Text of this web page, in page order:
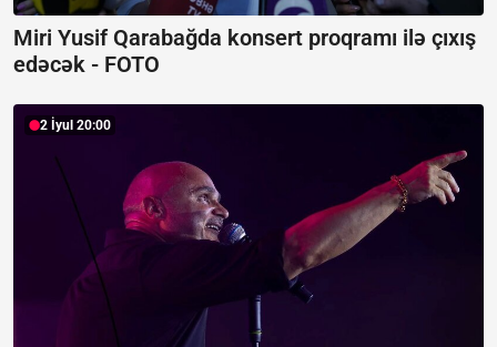
Miri Yusif Qarabağda konsert proqramı ilə çıxış
edəcək - FOTO
2 İyul 20:00